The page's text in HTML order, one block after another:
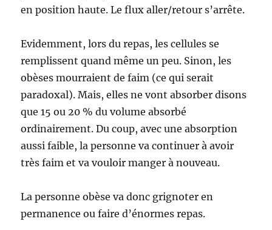
en position haute. Le flux aller/retour s’arrête.
Evidemment, lors du repas, les cellules se
remplissent quand même un peu. Sinon, les
obèses mourraient de faim (ce qui serait
paradoxal). Mais, elles ne vont absorber disons
que 15 ou 20 % du volume absorbé
ordinairement. Du coup, avec une absorption
aussi faible, la personne va continuer à avoir
très faim et va vouloir manger à nouveau.
La personne obèse va donc grignoter en
permanence ou faire d’énormes repas.